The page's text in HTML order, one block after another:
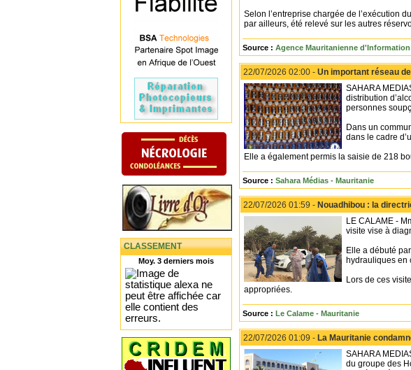
CLASSEMENT
Moy. 3 derniers mois
Selon l’entreprise chargée de l’exécution
par ailleurs, été relevé sur les autres
Source : Agence Mauritanienne d'Information
22/07/2026 02:00 - Un important réseau
SAHARA
distribution
personnes
Dans un
dans le cadre
Elle a également permis la saisie de 218
Source : Sahara Médias - Mauritanie
22/07/2026 01:59 - Nouadhibou : la
LE CALAME -
visite vise à
Elle a débuté
hydrauliques en
Lors de ces
appropriées.
Source : Le Calame - Mauritanie
22/07/2026 01:09 - La Mauritanie
SAHARA
du groupe des